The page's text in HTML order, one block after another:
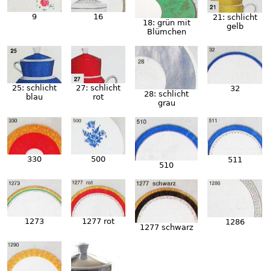
9 16
18: grün mit
Blümchen
21: schlicht
gelb
25: schlicht
blau
27: schlicht
rot
28: schlicht
grau
32
330 500
510
511
1273 1277 rot
1277 schwarz
1286